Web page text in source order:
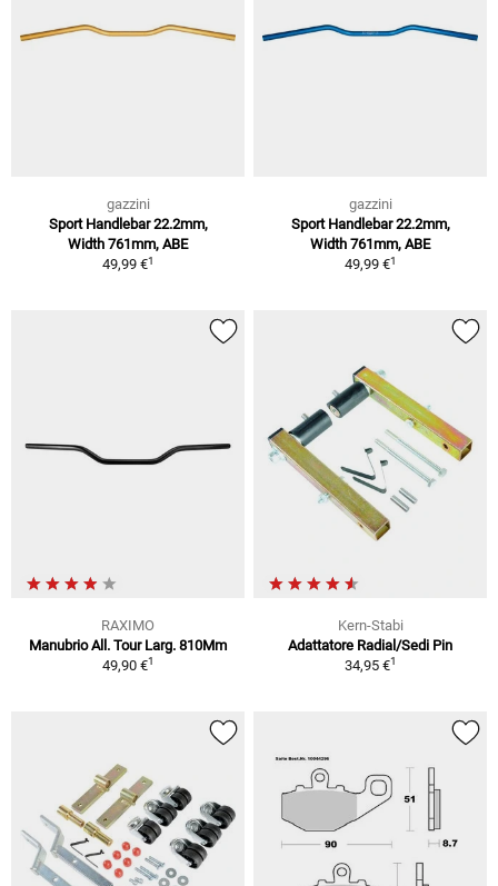
gazzini
Sport Handlebar 22.2mm,
Width 761mm, ABE
49,99 €1
gazzini
Sport Handlebar 22.2mm,
Width 761mm, ABE
49,99 €1
RAXIMO
Manubrio All. Tour Larg. 810Mm
49,90 €1
Kern-Stabi
Adattatore Radial/Sedi Pin
34,95 €1